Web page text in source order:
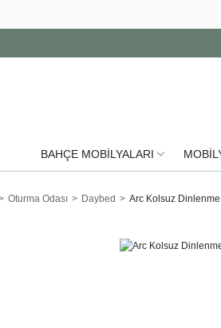
BAHÇE MOBİLYALARI
Oturma Odası Daybed Arc Kolsuz